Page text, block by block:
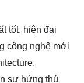
tốt, hiện đại
công nghệ mới
sự hứng thú